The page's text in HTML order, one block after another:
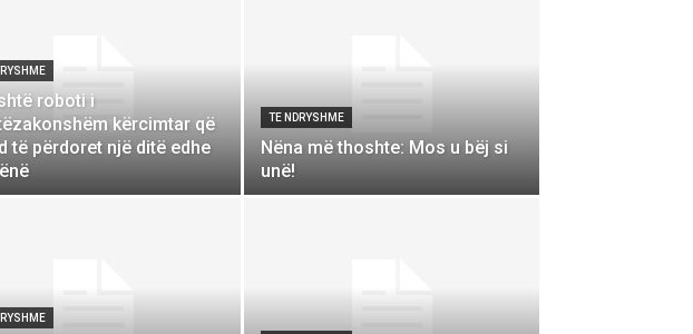
roboti i
kërcimtar që
të përdoret një ditë edhe
TE NDRYSHME
Nëna më thoshte: Mos u bëj si
unë!